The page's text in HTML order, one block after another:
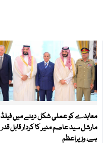
معاہدے کو عملی شکل دینے میں فیلڈ
مارشل سید عاصم منیر کا کردار قابل قدر
ہے، وزیراعظم